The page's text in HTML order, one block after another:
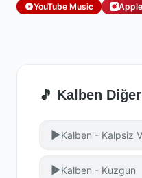
YouTube Music
🎵 Kalben
▶Kalben - Kalpsiz
▶Kalben - Kuzgun